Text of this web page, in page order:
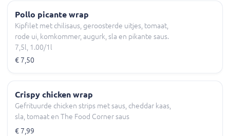
Pollo picante wrap
Kipfilet met chilisaus, geroosterde uitjes, tomaat,
rode ui, komkommer, augurk, sla en pikante saus.
7,5l, 1.00/1l
€ 7,50
Crispy chicken wrap
Gefrituurde chicken strips met saus, cheddar kaas,
sla, tomaat en The Food Corner saus
€ 7,99